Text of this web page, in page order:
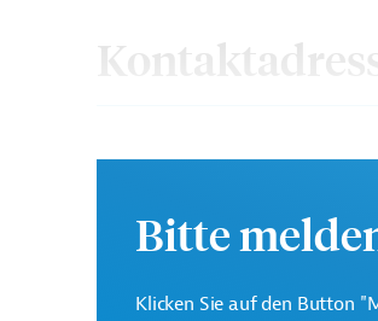
Europäische
Investitionsbank (EIB)
Bitte
Klicken Sie auf den Button